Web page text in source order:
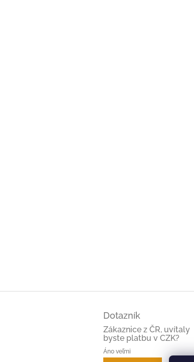
Dotazník
Zákaznice z ČR, uvítaly
byste platbu v CZK?
Áno veľmi